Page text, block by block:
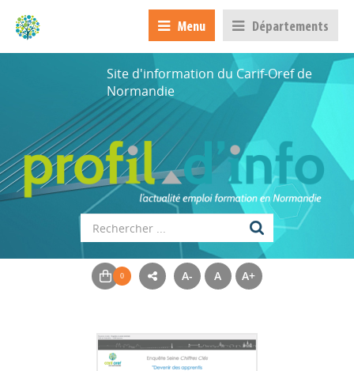
Menu Départements
Site d'information du Carif-Oref de
Normandie
A- A A+